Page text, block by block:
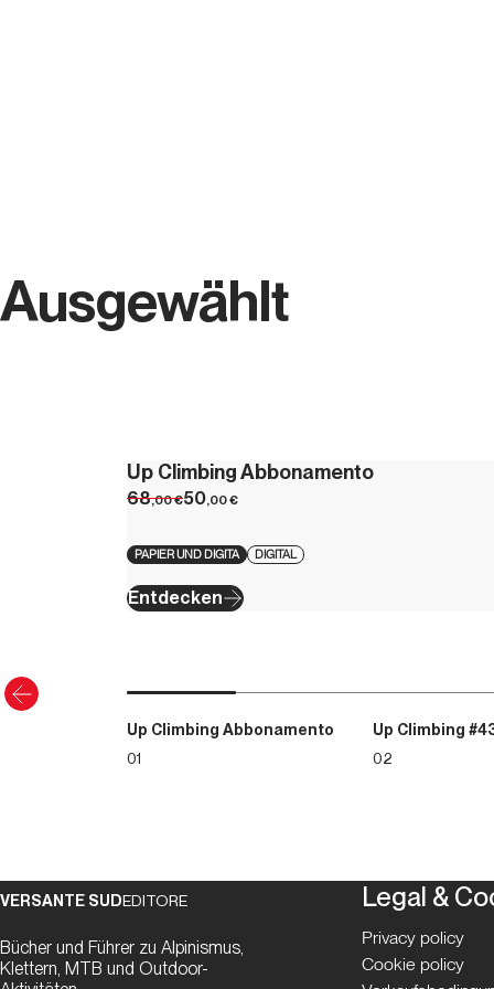
Ausgewählt
Up Climbing Abbonamento
68,00€50,00€
PAPIER UND DIGITA DIGITAL
Entdecken
Up Climbing Abbonamento
01
Up Climbing
02
VERSANTE SUDEDITORE
Bücher und Führer zu Alpinismus,
Klettern, MTB und Outdoor-
Legal &
Privacy policy
Cookie policy